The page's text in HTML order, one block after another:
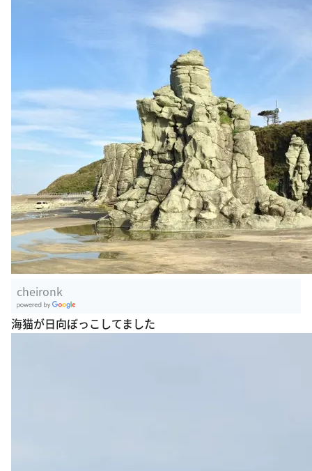
cheironk
oogle Plac
海猫が日向ぼっこしてました